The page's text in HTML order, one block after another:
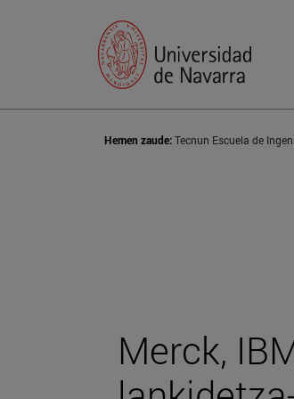
Hemen zaude:Tecnun Escuela de
Merck,